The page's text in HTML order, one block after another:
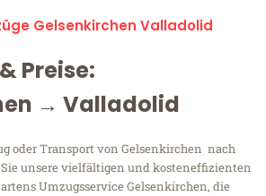
Gelsenkirchen Valladolid
Preise:
→ Valladolid
oder Transport von Gelsenkirchen nach
unsere vielfältigen und kosteneffizienten
Umzugsservice Gelsenkirchen, die